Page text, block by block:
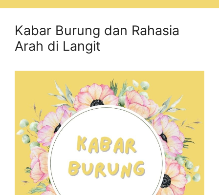
Kabar Burung dan Rahasia
Arah di Langit